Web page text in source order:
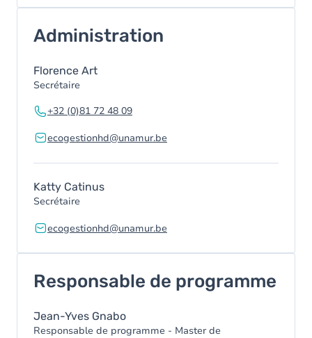
Administration
Florence Art
Secrétaire
+32 (0)81 72 48 09
ecogestionhd@unamur.be
Katty Catinus
Secrétaire
ecogestionhd@unamur.be
Responsable de programme
Jean-Yves Gnabo
Responsable de programme - Master de